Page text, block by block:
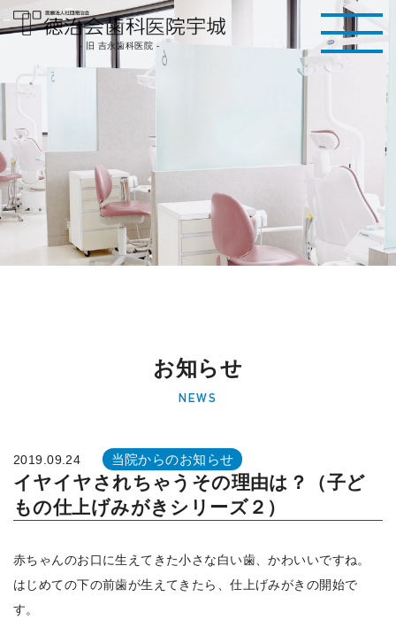
医療法人社団徳治
会 徳治会歯科医院
医院]｜熊本県宇城
市
- 旧 吉永歯科医院 -
お知らせ
NEWS
2019.09.24 当院からのお知らせ
イヤイヤされちゃうその理由は？（子ど
もの仕上げみがきシリーズ２）
赤ちゃんのお口に生えてきた小さな白い歯、かわいいですね。
はじめての下の前歯が生えてきたら、仕上げみがきの開始で
す。